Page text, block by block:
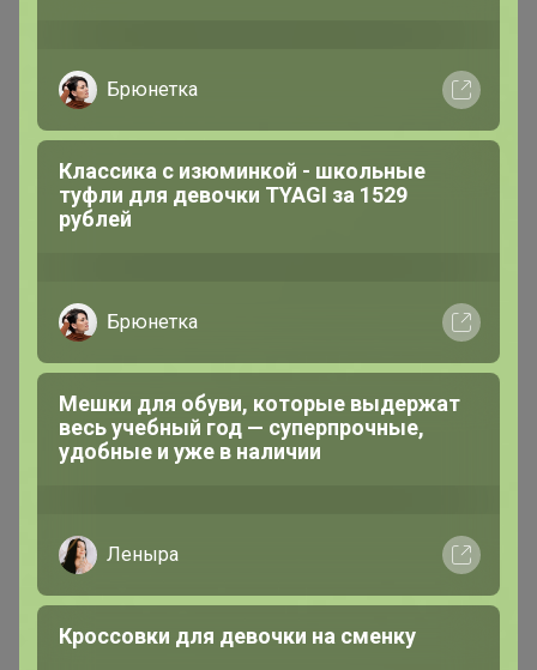
Брюнетка
Классика с изюминкой - школьные
туфли для девочки TYAGI за 1529
рублей
Брюнетка
Мешки для обуви, которые выдержат
весь учебный год — суперпрочные,
удобные и уже в наличии
Леныра
Кроссовки для девочки на сменку